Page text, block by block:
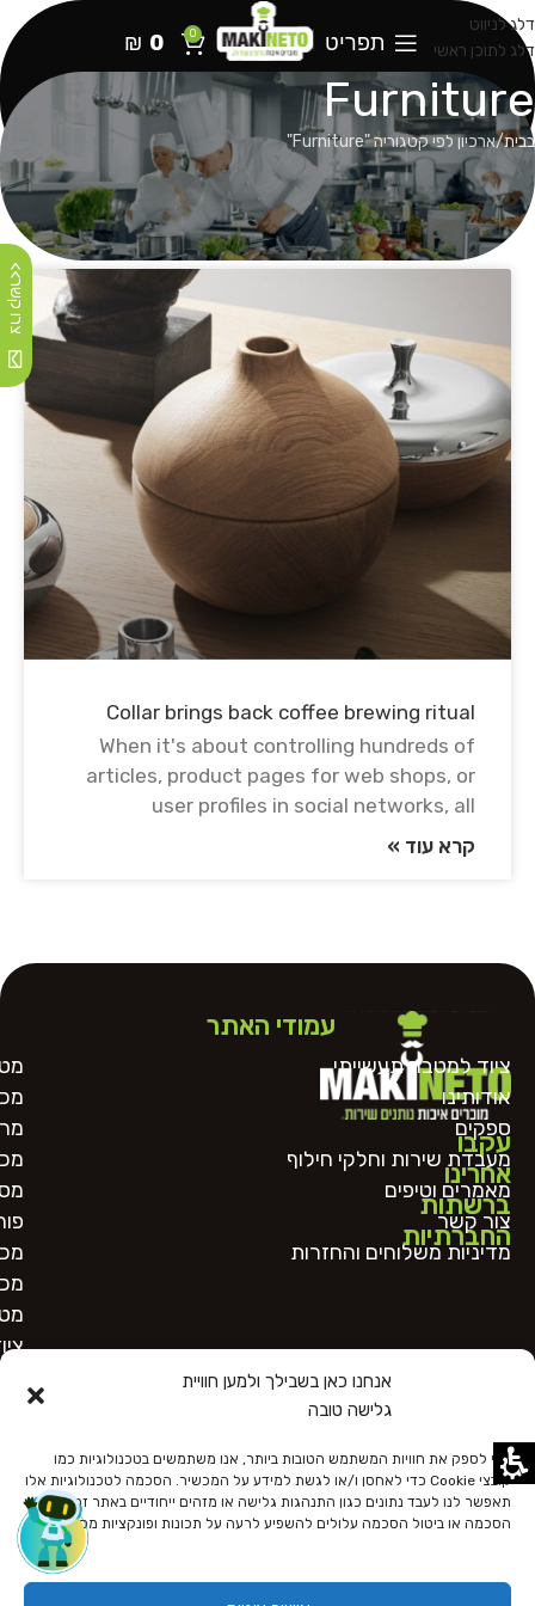
אנחנו כאן בשבילך ולמען חוויית
גלישה טובה
כדי לספק את חוויות המשתמש הטובות ביותר, אנו משתמשים בטכנולוגיות כמו
קובצי Cookie כדי לאחסן ו/או לגשת למידע על המכשיר. הסכמה לטכנולוגיות אלו
תאפשר לנו לעבד נתונים כגון התנהגות גלישה או מזהים ייחודיים באתר זה. אי
הסכמה או ביטול הסכמה עלולים להשפיע לרעה על תכונות ופונקציות מסוימות.
דלג לניווט
דלג לתוכן ראשי
תפריט 0
₪ 0
Furniture
בבית ארכיון לפי קטגוריה "Furniture"
Collar brings back coffee brewing ritual
When it's about controlling hundreds of
articles, product pages for web shops, or
user profiles in social networks, all
קרא עוד »
עקבו
אחרינו
ברשתות
החברתיות
עמודי האתר
ציוד למטבח תעשייתי
אודותינו
ספקים
מעבדת שירות וחלקי חילוף
מאמרים וטיפים
צור קשר
מדיניות משלוחים והחזרות
כל הזכויות שמורות
מדיניות פרטיות
צרו קשר>>